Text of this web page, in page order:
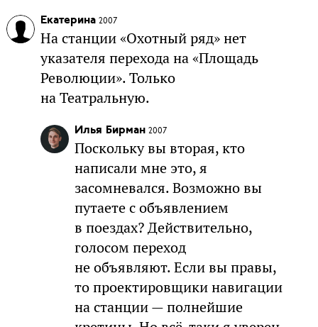
Екатерина 2007
На станции «Охотный ряд» нет
указателя перехода на «Площадь
Революции». Только
на Театральную.
Илья Бирман 2007
Поскольку вы вторая, кто
написали мне это, я
засомневался. Возможно вы
путаете с объявлением
в поездах? Действительно,
голосом переход
не объявляют. Если вы правы,
то проектировщики навигации
на станции — полнейшие